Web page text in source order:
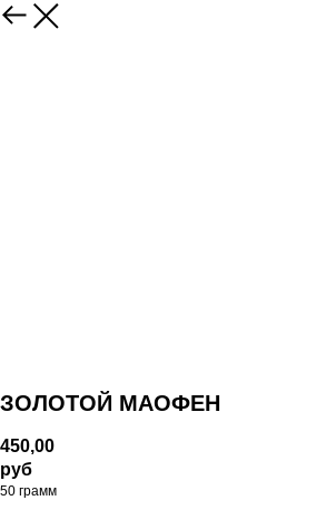
ЗОЛОТОЙ МАОФЕН
450,00
руб
50 грамм